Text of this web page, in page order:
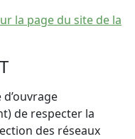
la page du site de la
de respecter la
des réseaux